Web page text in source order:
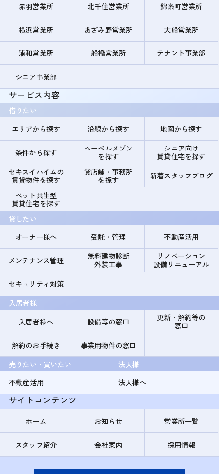
赤羽営業所 北千住営業所 錦糸町営業所
横浜営業所 あざみ野営業所 大船営業所
浦和営業所 船橋営業所 テナント事業部
シニア事業部
サービス内容
借りたい
エリアから探す
沿線から探す 地図から探す
条件から探す
ヘーベルメゾン
を探す
シニア向け
賃貸住宅を探す
セキスイハイムの
賃貸物件を探す
貸店舗・事務所
を探す
新着スタッフブログ
ペット共生型
賃貸住宅を探す
貸したい
オーナー様へ
受託・管理 不動産活用
メンテナンス管理
無料建物診断
外装工事
リノベーション
設備リニューアル
セキュリティ対策
入居者様
入居者様へ
設備等の窓口
更新・解約等の
窓口
解約のお手続き
事業用物件の窓口
売りたい・買いたい
不動産活用
法人様
法人様へ
サイトコンテンツ
ホーム お知らせ 営業所一覧
スタッフ紹介 会社案内 採用情報